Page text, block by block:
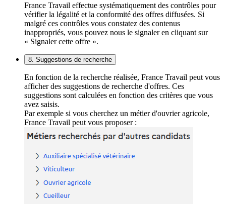
France Travail effectue systématiquement des contrôles pour
vérifier la légalité et la conformité des offres diffusées. Si
malgré ces contrôles vous constatez des contenus
inappropriés, vous pouvez nous le signaler en cliquant sur
« Signaler cette offre ».
8. Suggestions de recherche
En fonction de la recherche réalisée, France Travail peut vous
afficher des suggestions de recherche d'offres. Ces
suggestions sont calculées en fonction des critères que vous
avez saisis.
Par exemple si vous cherchez un métier d'ouvrier agricole,
France Travail peut vous proposer :